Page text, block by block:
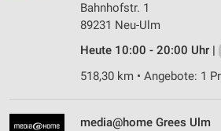
Bahnhofstr. 1
89231 Neu-Ulm
Heute 10:00 - 20:00 Uhr |
518,30 km • Angebote: 1
media@home Grees Ulm